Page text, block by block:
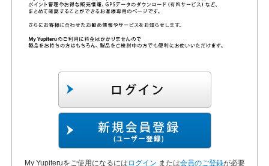
My Yupiteruをご使用になるには ログイン または会員のご登録が必要